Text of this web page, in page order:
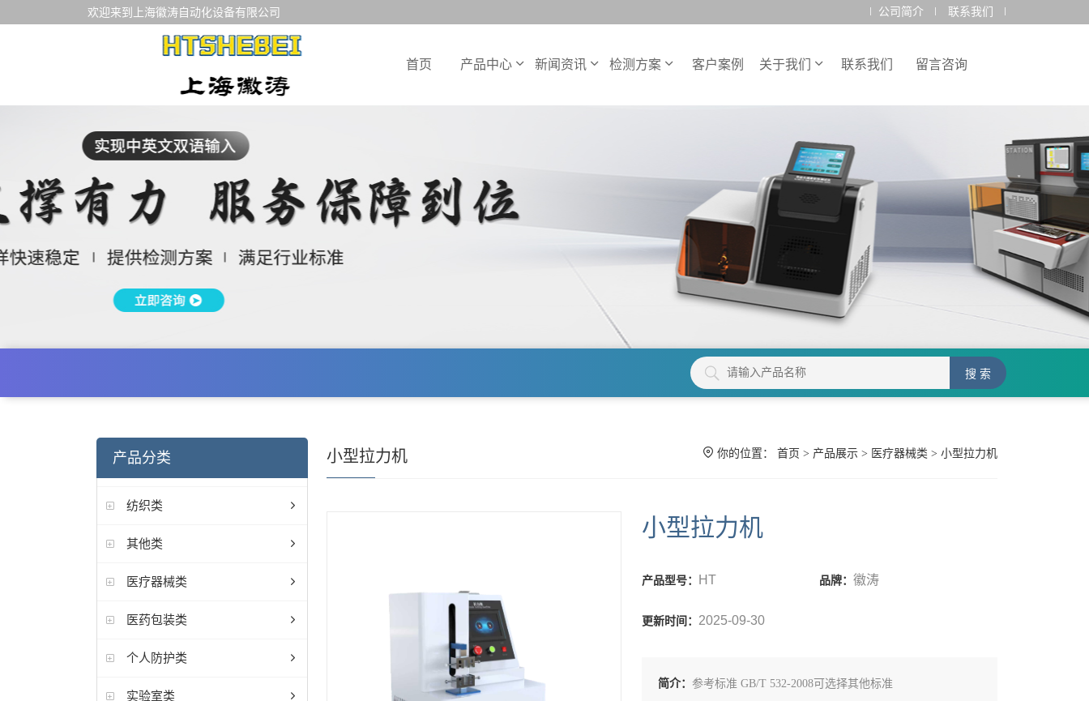
欢迎来到上海徽涛自动化设备有限公司 公司简介 联系我们
首页 产品中心 新闻资讯 检测方案 客户案例 关于我们 联系我们 留言咨询
产品分类
纺织类
其他类
医疗器械类
医药包装类
个人防护类
实验室类
你的位置： 首页 > 产品展示> 医疗器械类 > 小型拉力机
小型拉力机
小型拉力机
产品型号： HT 品牌：徽涛
更新时间： 2025-09-30
简介： 参考标准 GB/T 532-2008可选择其他标准